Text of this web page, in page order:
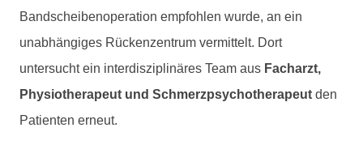
Bandscheibenoperation empfohlen wurde, an ein
unabhängiges Rückenzentrum vermittelt. Dort
untersucht ein interdisziplinäres Team aus Facharzt,
Physiotherapeut und Schmerzpsychotherapeut den
Patienten erneut.